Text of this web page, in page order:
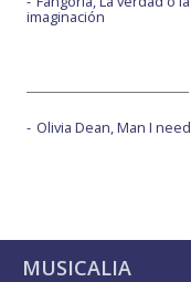
imaginación
Olivia Dean, Man I need
MUSICALIA